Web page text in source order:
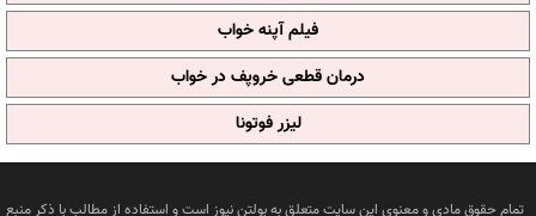
فیلم آپنه خواب
درمان قطعی خروپف در خواب
لیزر فوتونا
تمام حقوق مادی و معنوی این سایت متعلق به بولتن نیوز است و استفاده از مطالب با ذکر منبع